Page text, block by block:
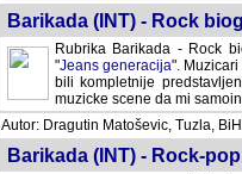
Barikada (INT) - Rock
Rubrika Barikada - Rock
"Jeans generacija". Muzicari
bili kompletnije
muzicke scene da mi
Autor: Dragutin Matoševic, Tuzla, BiH.
Barikada (INT) - Rock-